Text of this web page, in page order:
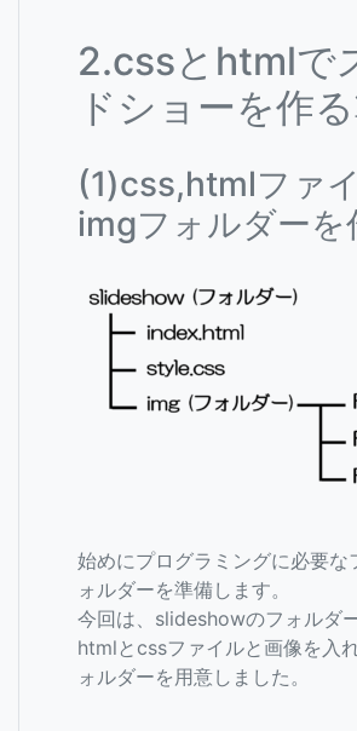
2.cssとhtmlで
ドショーを作
(1)css,htmlファイ
imgフォルダーを
始めにプログラミングに必要な
ォルダーを準備します。
今回は、slideshowのフォルダー
htmlとcssファイルと画像を入
ォルダーを用意しました。